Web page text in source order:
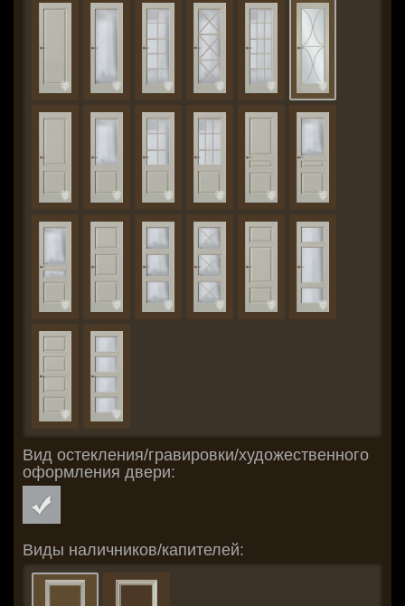
Вид остекления/гравировки/художественного
оформления двери:
Виды наличников/капителей: